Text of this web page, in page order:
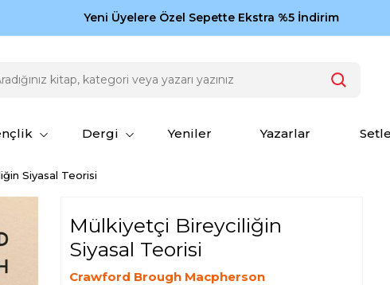
Zamansız eserler Ketebe'de: Cengiz Aytmatov
Yeni Üyelere Özel Sepette Ekstra %5 İndirim
Dergi Yeniler Yazarlar
Siyasal Teorisi
Mülkiyetçi Bireyciliğin
Siyasal Teorisi
Crawford Brough Macpherson